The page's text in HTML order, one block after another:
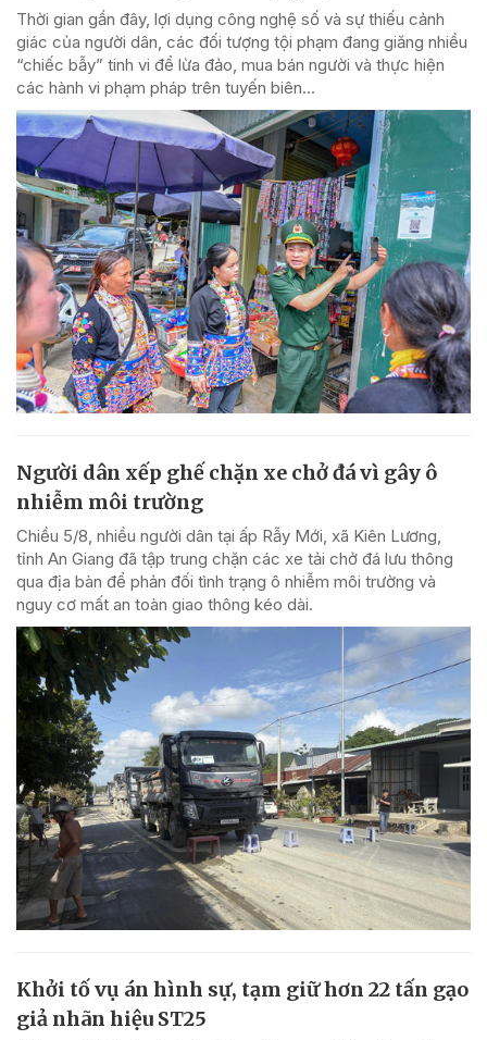
Thời gian gần đây, lợi dụng công nghệ số và sự thiếu cảnh
giác của người dân, các đối tượng tội phạm đang giăng nhiều
“chiếc bẫy” tinh vi để lừa đảo, mua bán người và thực hiện
các hành vi phạm pháp trên tuyến biên...
Người dân xếp ghế chặn xe chở đá vì gây ô
nhiễm môi trường
Chiều 5/8, nhiều người dân tại ấp Rẫy Mới, xã Kiên Lương,
tỉnh An Giang đã tập trung chặn các xe tải chở đá lưu thông
qua địa bàn để phản đối tình trạng ô nhiễm môi trường và
nguy cơ mất an toàn giao thông kéo dài.
Khởi tố vụ án hình sự, tạm giữ hơn 22 tấn gạo
giả nhãn hiệu ST25